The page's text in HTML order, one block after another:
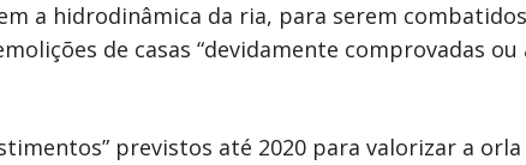
a hidrodinâmica da ria, para serem
de casas “devidamente comprovadas ou
previstos até 2020 para valorizar a orla